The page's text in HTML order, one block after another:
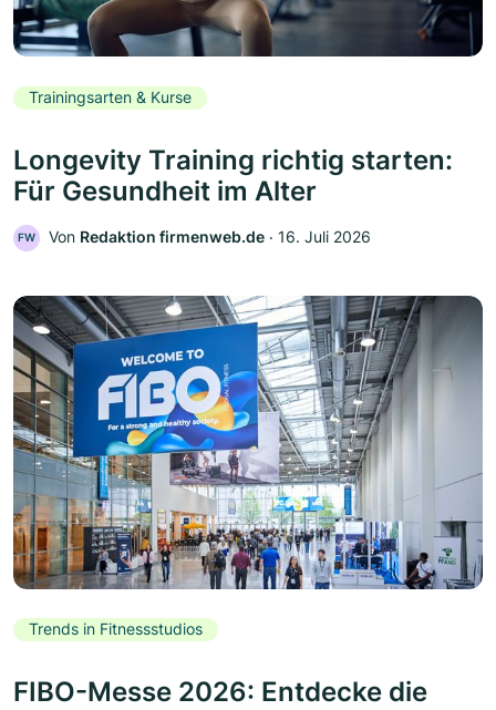
Trainingsarten & Kurse
Longevity Training richtig starten:
Für Gesundheit im Alter
FW Von Redaktion firmenweb.de ‧ 16. Juli 2026
Trends in Fitnessstudios
FIBO-Messe 2026: Entdecke die